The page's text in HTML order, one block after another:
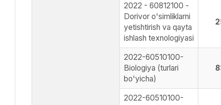
2022 - 60812100 -
Dorivor o'simliklarni
yetishtirish va qayta
ishlash texnologiyasi
2022-60510100-
Biologiya (turlari
bo'yicha)
2022-60510100-